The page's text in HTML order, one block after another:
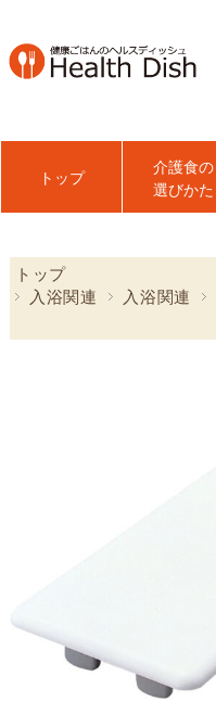
トップ
介護食の
選びかた
トップ
入浴関連
入浴関連